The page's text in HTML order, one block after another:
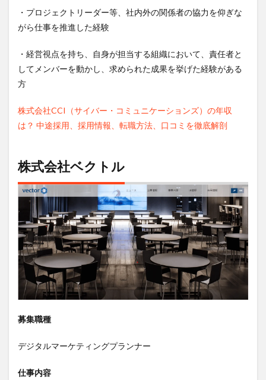
・プロジェクトリーダー等、社内外の関係者の協力を仰ぎな
がら仕事を推進した経験
・経営視点を持ち、自身が担当する組織において、責任者と
してメンバーを動かし、求められた成果を挙げた経験がある
方
株式会社CCI（サイバー・コミュニケーションズ）の年収
は？ 中途採用、採用情報、転職方法、口コミを徹底解剖
株式会社ベクトル
募集職種
デジタルマーケティングプランナー
仕事内容